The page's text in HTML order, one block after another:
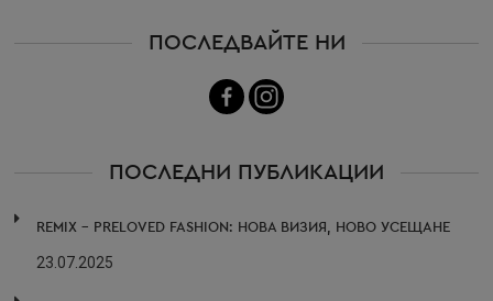
ПОСЛЕДВАЙТЕ НИ
ПОСЛЕДНИ ПУБЛИКАЦИИ
REMIX – PRELOVED FASHION: НОВА ВИЗИЯ, НОВО УСЕЩАНЕ
23.07.2025